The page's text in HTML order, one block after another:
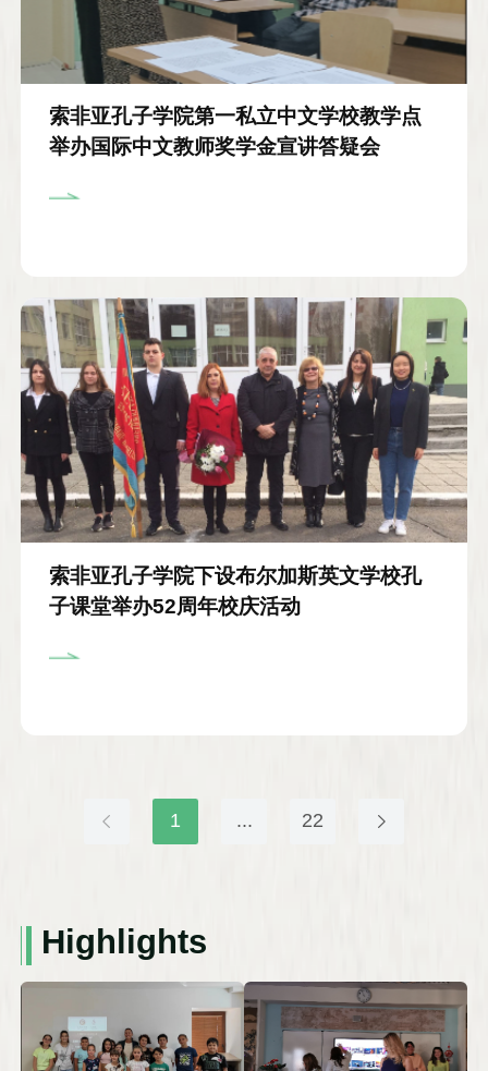
索非亚孔子学院第一私立中文学校教学点
举办国际中文教师奖学金宣讲答疑会
索非亚孔子学院下设布尔加斯英文学校孔
子课堂举办52周年校庆活动
1 ... 22
Highlights